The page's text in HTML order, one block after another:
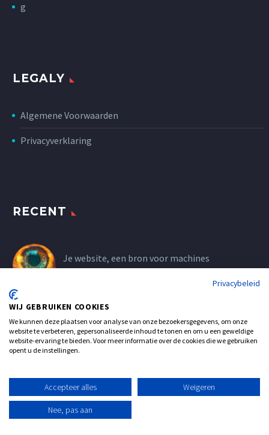
g
LEGALY
Algemene Voorwaarden
Privacyverklaring
RECENT
Je website, een bron voor machines
500.000 karakters gratis automatische
vertaling per maand: zo wordt jouw website
meertalig
24 april 2026
Waarom je WP-Cron moet uitschakelen en
overstappen op een echte server-cron
16 maart 2026
Privacybeleid
WIJ GEBRUIKEN COOKIES
We kunnen deze plaatsen voor analyse van onze bezoekersgegevens, om onze
website te verbeteren, gepersonaliseerde inhoud te tonen en om u een geweldige
website-ervaring te bieden. Voor meer informatie over de cookies die we gebruiken
opent u de instellingen.
Accepteer alles Weigeren
Nee, pas aan